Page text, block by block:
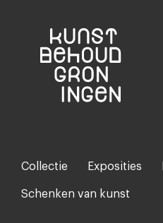
Footer-
menu
Collectie Exposities
Schenken van kunst